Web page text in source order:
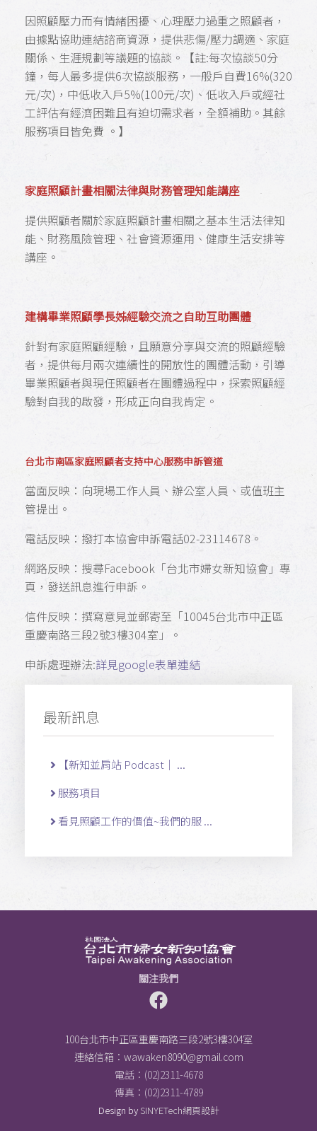
因照顧壓力而有情緒困擾、心理壓力過重之照顧者，
由據點協助連結諮商資源，提供悲傷/壓力調適、家庭
關係、生涯規劃等議題的協談。【註:每次協談50分
鐘，每人最多提供6次協談服務，一般戶自費16%(320
元/次)，中低收入戶5%(100元/次)、低收入戶或經社
工評估有經濟困難且有迫切需求者，全額補助。其餘
服務項目皆免費 。】
家庭照顧計畫相關法律與財務管理知能講座
提供照顧者關於家庭照顧計畫相關之基本生活法律知
能、財務風險管理、社會資源運用、健康生活安排等
講座。
建構畢業照顧學長姊經驗交流之自助互助團體
針對有家庭照顧經驗，且願意分享與交流的照顧經驗
者，提供每月兩次連續性的開放性的團體活動，引導
畢業照顧者與現任照顧者在團體過程中，探索照顧經
驗對自我的啟發，形成正向自我肯定。
台北市南區家庭照顧者支持中心服務申訴管道
當面反映：向現場工作人員、辦公室人員、或值班主
管提出。
電話反映：撥打本協會申訴電話02-23114678。
網路反映：搜尋Facebook「台北市婦女新知協會」專
頁，發送訊息進行申訴。
信件反映：撰寫意見並郵寄至「10045台北市中正區
重慶南路三段2號3樓304室」。
申訴處理辦法:詳見google表單連結
最新訊息
【新知並肩站 Podcast｜ ...
服務項目
看見照顧工作的價值~我們的服 ...
關注我們
100台北市中正區重慶南路三段2號3樓304室
連絡信箱： wawaken8090@gmail.com
電話：(02)2311-4678
傳真：(02)2311-4789
Design by SINYETech網頁設計